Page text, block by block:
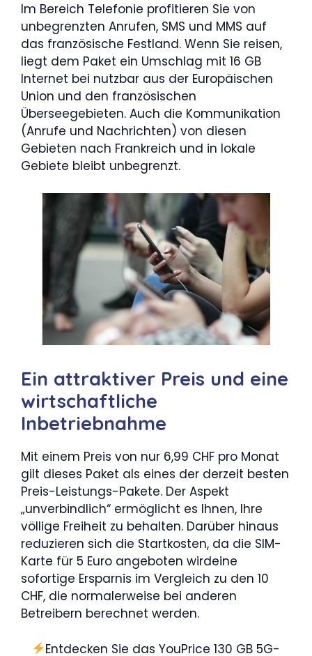
Im Bereich Telefonie profitieren Sie von
unbegrenzten Anrufen, SMS und MMS auf
das französische Festland. Wenn Sie reisen,
liegt dem Paket ein Umschlag mit 16 GB
Internet bei nutzbar aus der Europäischen
Union und den französischen
Überseegebieten. Auch die Kommunikation
(Anrufe und Nachrichten) von diesen
Gebieten nach Frankreich und in lokale
Gebiete bleibt unbegrenzt.
Ein attraktiver Preis und eine
wirtschaftliche
Inbetriebnahme
Mit einem Preis von nur 6,99 CHF pro Monat
gilt dieses Paket als eines der derzeit besten
Preis-Leistungs-Pakete. Der Aspekt
„unverbindlich“ ermöglicht es Ihnen, Ihre
völlige Freiheit zu behalten. Darüber hinaus
reduzieren sich die Startkosten, da die SIM-
Karte für 5 Euro angeboten wirdeine
sofortige Ersparnis im Vergleich zu den 10
CHF, die normalerweise bei anderen
Betreibern berechnet werden.
Entdecken Sie das YouPrice 130 GB 5G-